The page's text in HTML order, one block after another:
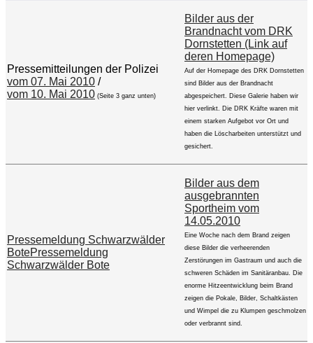
Pressemitteilungen der Polizei
vom 07. Mai 2010 /
vom 10. Mai 2010 (Seite 3 ganz unten)
Bilder aus der
Brandnacht vom DRK
Dornstetten (Link auf
deren Homepage)
Auf der Homepage des DRK Dornstetten
sind Bilder aus der Brandnacht
abgespeichert. Diese Galerie haben wir
hier verlinkt. Die DRK Kräfte waren mit
einem starken Aufgebot vor Ort und
haben die Löscharbeiten unterstützt und
gesichert.
Pressemeldung Schwarzwälder
BotePressemeldung
Schwarzwälder Bote
Bilder aus dem
ausgebrannten
Sportheim vom
14.05.2010
Eine Woche nach dem Brand zeigen
diese Bilder die verheerenden
Zerstörungen im Gastraum und auch die
schweren Schäden im Sanitäranbau. Die
enorme Hitzeentwicklung beim Brand
zeigen die Pokale, Bilder, Schaltkästen
und Wimpel die zu Klumpen geschmolzen
oder verbrannt sind.